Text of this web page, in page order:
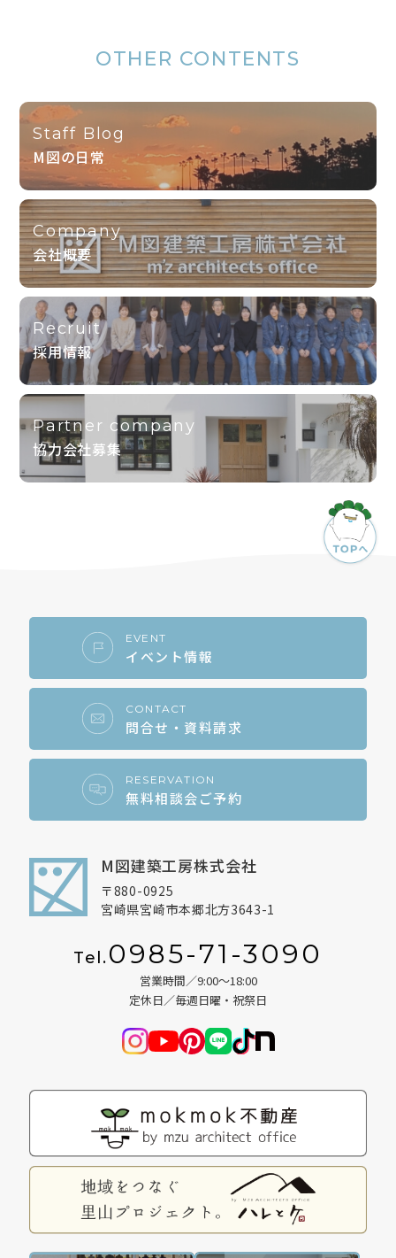
OTHER CONTENTS
Staff Blog
M図の日常
Company
会社概要
Recruit
採用情報
Partner company
協力会社募集
EVENT
イベント情報
CONTACT
問合せ・資料請求
RESERVATION
無料相談会ご予約
M図建築工房株式会社
〒880-0925
宮崎県宮崎市本郷北方3643-1
Tel.0985-71-3090
営業時間／9:00～18:00
定休日／毎週日曜・祝祭日